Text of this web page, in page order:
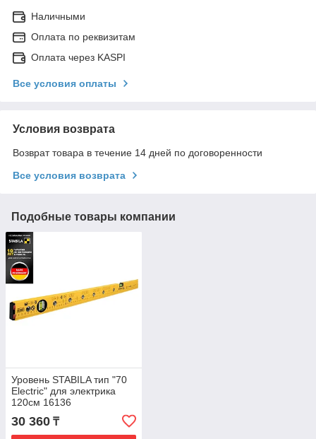
Наличными
Оплата по реквизитам
Оплата через KASPI
Все условия оплаты
Условия возврата
Возврат товара в течение 14 дней по договоренности
Все условия возврата
Подобные товары компании
Уровень STABILA тип "70
Electric" для электрика
120см 16136
30 360 ₸